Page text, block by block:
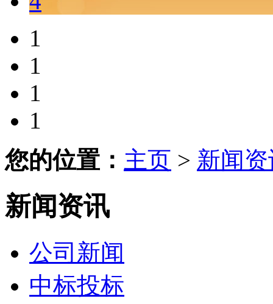
1
1
1
1
您的位置： 主页 > 新闻
新闻资讯
公司新闻
中标投标